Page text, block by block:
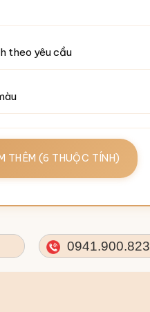
theo yêu cầu
THÊM (6 THUỘC TÍNH)
0941.900.823